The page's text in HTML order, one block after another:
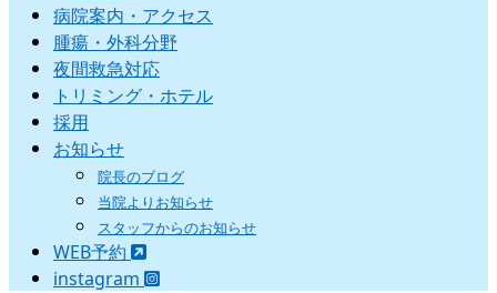
病院案内・アクセス
腫瘍・外科分野
夜間救急対応
トリミング・ホテル
採用
お知らせ
院長のブログ
当院よりお知らせ
スタッフからのお知らせ
WEB予約
instagram